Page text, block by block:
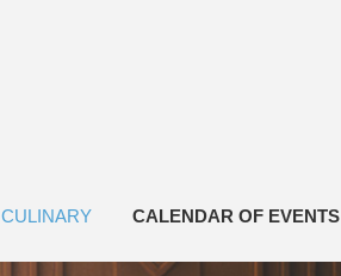
CULINARY CALENDAR OF EVENTS